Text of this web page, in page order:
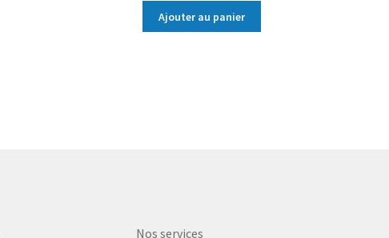
Ajouter au panier
Nos services